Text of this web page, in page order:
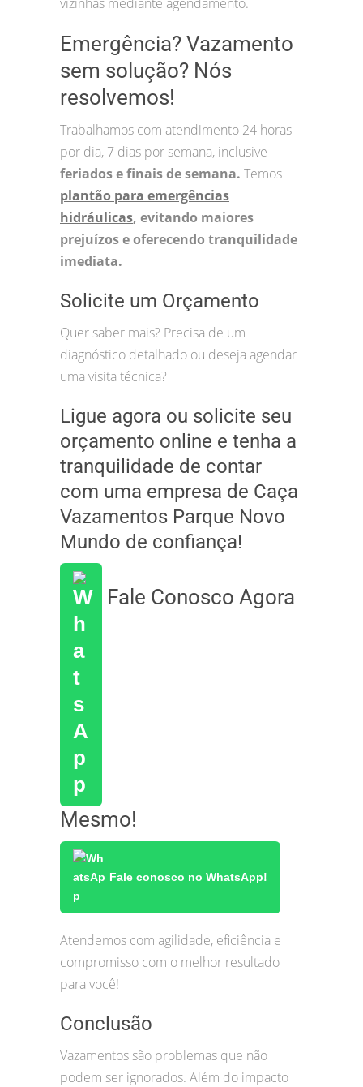
Emergência? Vazamento
sem solução? Nós
resolvemos!
Trabalhamos com atendimento 24 horas
por dia, 7 dias por semana, inclusive
feriados e finais de semana. Temos
plantão para emergências
hidráulicas, evitando maiores
prejuízos e oferecendo tranquilidade
imediata.
Solicite um Orçamento
Quer saber mais? Precisa de um
diagnóstico detalhado ou deseja agendar
uma visita técnica?
Ligue agora ou solicite seu
orçamento online e tenha a
tranquilidade de contar
com uma empresa de Caça
Vazamentos Parque Novo
Mundo de confiança!
Fale Conosco Agora
Mesmo!
Fale conosco no WhatsApp!
Atendemos com agilidade, eficiência e
compromisso com o melhor resultado
para você!
Conclusão
Vazamentos são problemas que não
podem ser ignorados. Além do impacto